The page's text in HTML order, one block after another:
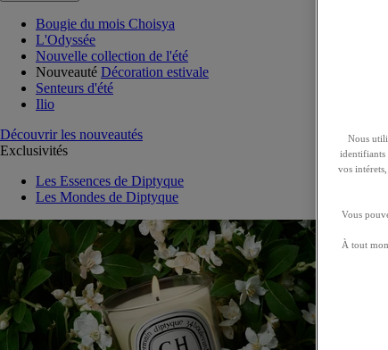
Bougie du mois Choisya
L'Odyssée
Nouvelle collection de l'été
Nouveauté Décoration estivale
Senteurs d'été
Ilio
Découvrir les nouveautés
Exclusivités
Les Essences de Diptyque
Les Mondes de Diptyque
Nous
identifiants
vos
Vous
À tout